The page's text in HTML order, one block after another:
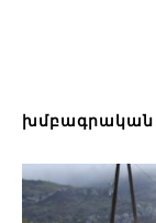
խմբագրական